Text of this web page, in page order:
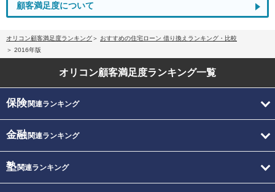
顧客満足度について
オリコン顧客満足度ランキング
おすすめの住宅ローン 借り換えランキング・比較
2016年版
オリコン顧客満足度ランキング一覧
保険関連ランキング
金融関連ランキング
塾関連ランキング